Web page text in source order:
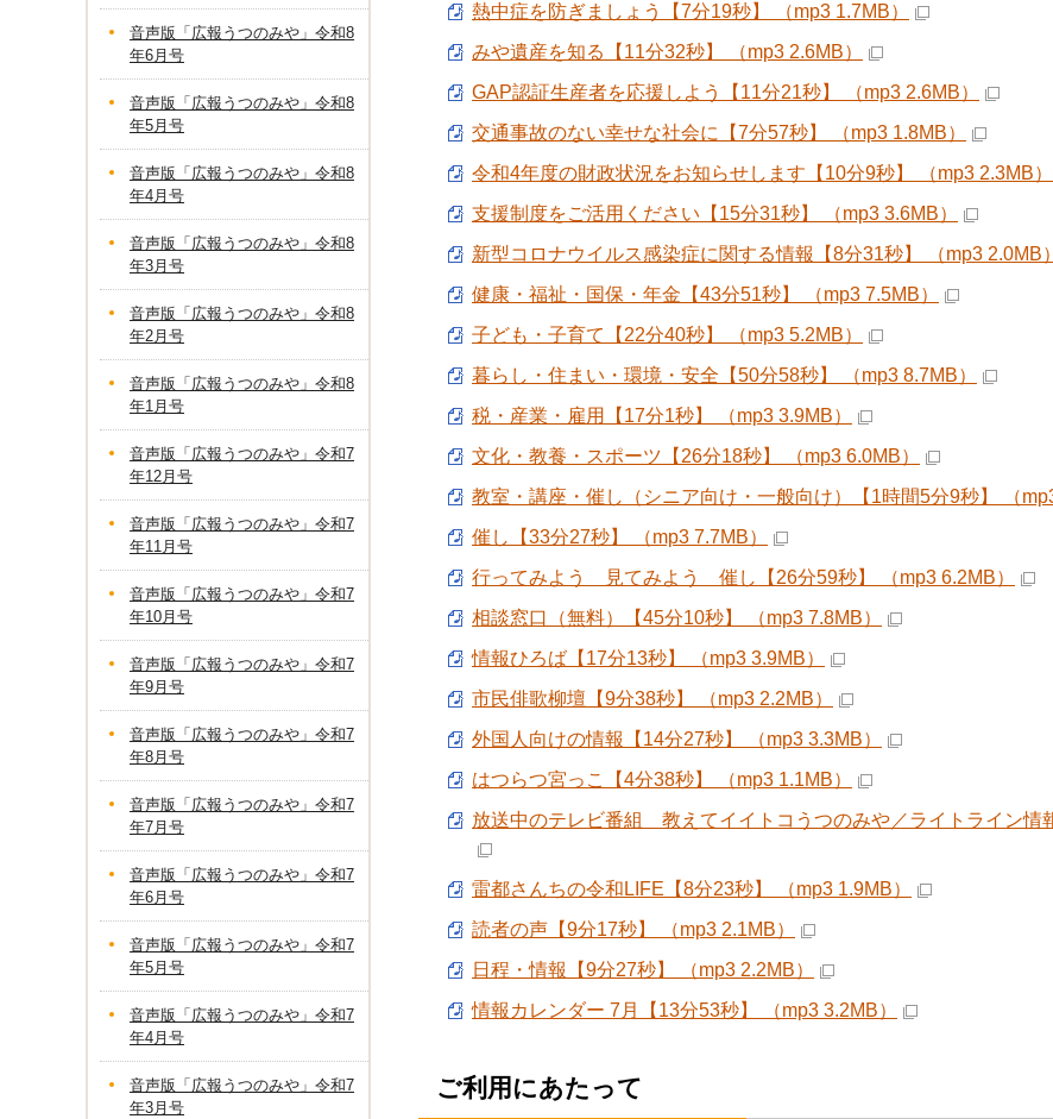
熱中症を防ぎましょう【7分19秒】 （mp3 1.7MB）
みや遺産を知る【11分32秒】 （mp3 2.6MB）
GAP認証生産者を応援しよう【11分21秒】 （mp3 2.6MB）
交通事故のない幸せな社会に【7分57秒】 （mp3 1.8MB）
令和4年度の財政状況をお知らせします【10分9秒】 （mp3 2.3MB）
支援制度をご活用ください【15分31秒】 （mp3 3.6MB）
新型コロナウイルス感染症に関する情報【8分31秒】 （mp3 2.0MB）
健康・福祉・国保・年金【43分51秒】 （mp3 7.5MB）
子ども・子育て【22分40秒】 （mp3 5.2MB）
暮らし・住まい・環境・安全【50分58秒】 （mp3 8.7MB）
税・産業・雇用【17分1秒】 （mp3 3.9MB）
文化・教養・スポーツ【26分18秒】 （mp3 6.0MB）
教室・講座・催し（シニア向け・一般向け）【1時間5分9秒】 （
催し【33分27秒】 （mp3 7.7MB）
行ってみよう 見てみよう 催し【26分59秒】 （mp3 6.2MB）
相談窓口（無料）【45分10秒】 （mp3 7.8MB）
情報ひろば【17分13秒】 （mp3 3.9MB）
市民俳歌柳壇【9分38秒】 （mp3 2.2MB）
外国人向けの情報【14分27秒】 （mp3 3.3MB）
はつらつ宮っこ【4分38秒】 （mp3 1.1MB）
放送中のテレビ番組 教えてイイトコうつのみや／ライトライン情
雷都さんちの令和LIFE【8分23秒】 （mp3 1.9MB）
読者の声【9分17秒】 （mp3 2.1MB）
日程・情報【9分27秒】 （mp3 2.2MB）
情報カレンダー 7月【13分53秒】 （mp3 3.2MB）
ご利用にあたって
音声版「広報うつのみや」令和8
年6月号
音声版「広報うつのみや」令和8
年5月号
音声版「広報うつのみや」令和8
年4月号
音声版「広報うつのみや」令和8
年3月号
音声版「広報うつのみや」令和8
年2月号
音声版「広報うつのみや」令和8
年1月号
音声版「広報うつのみや」令和7
年12月号
音声版「広報うつのみや」令和7
年11月号
音声版「広報うつのみや」令和7
年10月号
音声版「広報うつのみや」令和7
年9月号
音声版「広報うつのみや」令和7
年8月号
音声版「広報うつのみや」令和7
年7月号
音声版「広報うつのみや」令和7
年6月号
音声版「広報うつのみや」令和7
年5月号
音声版「広報うつのみや」令和7
年4月号
音声版「広報うつのみや」令和7
年3月号